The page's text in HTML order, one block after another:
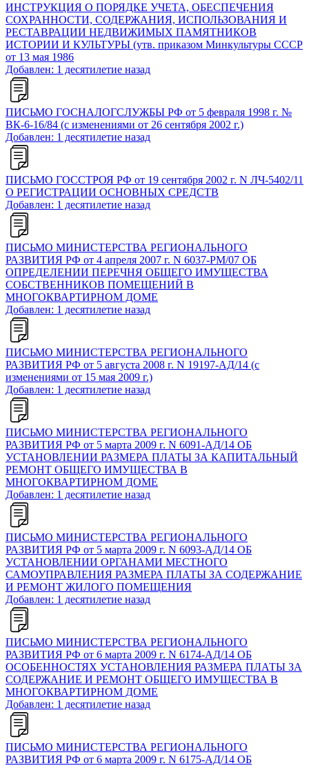
ИНСТРУКЦИЯ О ПОРЯДКЕ УЧЕТА, ОБЕСПЕЧЕНИЯ
СОХРАННОСТИ, СОДЕРЖАНИЯ, ИСПОЛЬЗОВАНИЯ И
РЕСТАВРАЦИИ НЕДВИЖИМЫХ ПАМЯТНИКОВ
ИСТОРИИ И КУЛЬТУРЫ (утв. приказом Минкультуры СССР
от 13 мая 1986
Добавлен: 1 десятилетие назад
ПИСЬМО ГОСНАЛОГСЛУЖБЫ РФ от 5 февраля 1998 г. №
ВК-6-16/84 (с изменениями от 26 сентября 2002 г.)
Добавлен: 1 десятилетие назад
ПИСЬМО ГОССТРОЯ РФ от 19 сентября 2002 г. N ЛЧ-5402/11
О РЕГИСТРАЦИИ ОСНОВНЫХ СРЕДСТВ
Добавлен: 1 десятилетие назад
ПИСЬМО МИНИСТЕРСТВА РЕГИОНАЛЬНОГО
РАЗВИТИЯ РФ от 4 апреля 2007 г. N 6037-РМ/07 ОБ
ОПРЕДЕЛЕНИИ ПЕРЕЧНЯ ОБЩЕГО ИМУЩЕСТВА
СОБСТВЕННИКОВ ПОМЕЩЕНИЙ В
МНОГОКВАРТИРНОМ ДОМЕ
Добавлен: 1 десятилетие назад
ПИСЬМО МИНИСТЕРСТВА РЕГИОНАЛЬНОГО
РАЗВИТИЯ РФ от 5 августа 2008 г. N 19197-АД/14 (с
изменениями от 15 мая 2009 г.)
Добавлен: 1 десятилетие назад
ПИСЬМО МИНИСТЕРСТВА РЕГИОНАЛЬНОГО
РАЗВИТИЯ РФ от 5 марта 2009 г. N 6091-АД/14 ОБ
УСТАНОВЛЕНИИ РАЗМЕРА ПЛАТЫ ЗА КАПИТАЛЬНЫЙ
РЕМОНТ ОБЩЕГО ИМУЩЕСТВА В
МНОГОКВАРТИРНОМ ДОМЕ
Добавлен: 1 десятилетие назад
ПИСЬМО МИНИСТЕРСТВА РЕГИОНАЛЬНОГО
РАЗВИТИЯ РФ от 5 марта 2009 г. N 6093-АД/14 ОБ
УСТАНОВЛЕНИИ ОРГАНАМИ МЕСТНОГО
САМОУПРАВЛЕНИЯ РАЗМЕРА ПЛАТЫ ЗА СОДЕРЖАНИЕ
И РЕМОНТ ЖИЛОГО ПОМЕЩЕНИЯ
Добавлен: 1 десятилетие назад
ПИСЬМО МИНИСТЕРСТВА РЕГИОНАЛЬНОГО
РАЗВИТИЯ РФ от 6 марта 2009 г. N 6174-АД/14 ОБ
ОСОБЕННОСТЯХ УСТАНОВЛЕНИЯ РАЗМЕРА ПЛАТЫ ЗА
СОДЕРЖАНИЕ И РЕМОНТ ОБЩЕГО ИМУЩЕСТВА В
МНОГОКВАРТИРНОМ ДОМЕ
Добавлен: 1 десятилетие назад
ПИСЬМО МИНИСТЕРСТВА РЕГИОНАЛЬНОГО
РАЗВИТИЯ РФ от 6 марта 2009 г. N 6175-АД/14 ОБ